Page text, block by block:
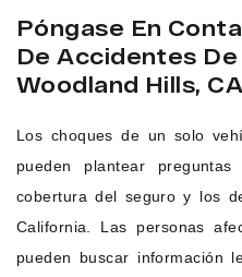
Póngase En
De Accidentes De
Woodland Hills, CA
Los choques de un solo
pueden plantear
cobertura del seguro y los
California. Las personas
pueden buscar información